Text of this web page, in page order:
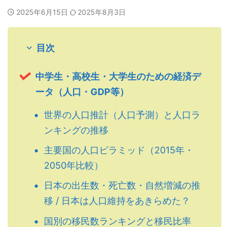
2025年6月15日 2025年8月3日
目次
中学生・高校生・大学生のための経済デ
ータ（人口・GDP等）
世界の人口推計（人口予測）と人口ラ
ンキングの推移
主要国の人口ピラミッド（2015年・
2050年比較）
日本の出生数・死亡数・自然増減の推
移 / 日本は人口維持をあきらめた？
国別の移民数ランキングと移民比率